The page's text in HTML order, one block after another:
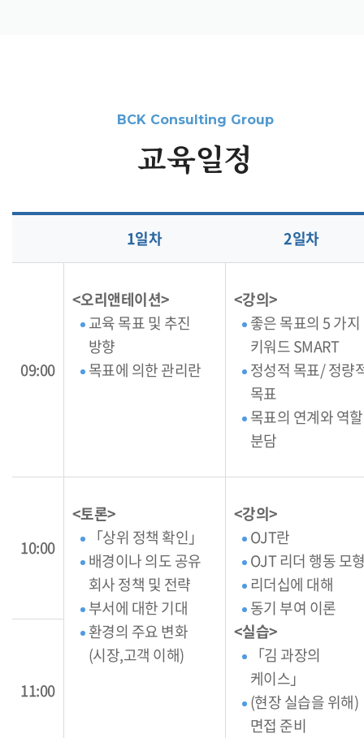
교육일정
1일차 2일차
09:00
<오리앤테이션>
교육 목표 및 추진
방향
목표에 의한 관리란
<강의>
좋은 목표의 5 가지
키워드 SMART
정성적 목표/ 정량
목표
목표의 연계와 역할
분담
10:00
<토론>
「상위 정책 확인」
배경이나 의도 공유
회사 정책 및 전략
부서에 대한 기대
환경의 주요 변화
(시장,고객 이해)
<강의>
OJT란
OJT 리더 행동 모
리더십에 대해
동기 부여 이론
<실습>
「김 과장의
케이스」
(현장 실습을 위해)
면접 준비
11:00